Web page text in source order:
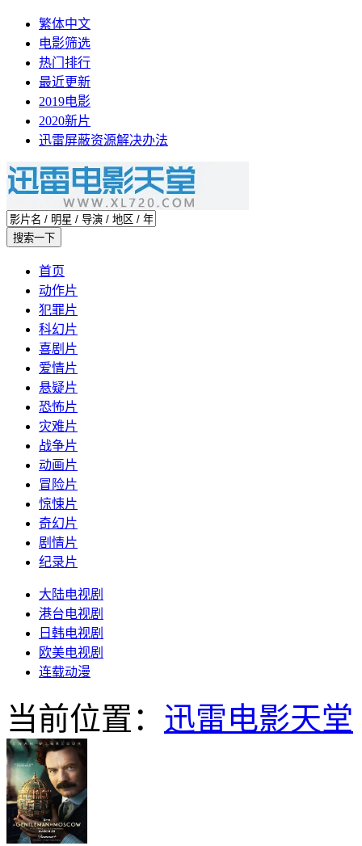
繁体中文
电影筛选
热门排行
最近更新
2019电影
2020新片
迅雷屏蔽资源解决办法
首页
动作片
犯罪片
科幻片
喜剧片
爱情片
悬疑片
恐怖片
灾难片
战争片
动画片
冒险片
惊悚片
奇幻片
剧情片
纪录片
大陆电视剧
港台电视剧
日韩电视剧
欧美电视剧
连载动漫
当前位置： 迅雷电影天堂